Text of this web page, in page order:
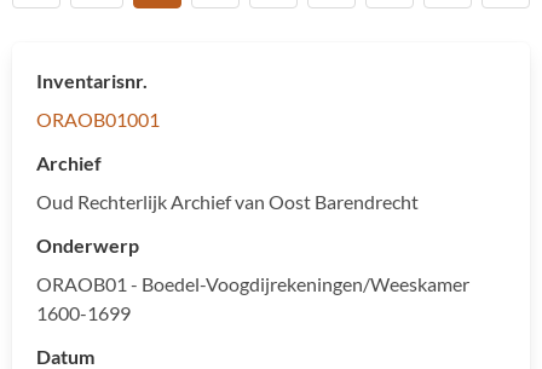
Vanaf (jaartal)
Zoektekst
Inventarisnr.
ORAOB01001
Archief
Oud Rechterlijk Archief van Oost Barendrecht
Onderwerp
ORAOB01 - Boedel-Voogdijrekeningen/Weeskamer
1600-1699
Datum